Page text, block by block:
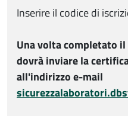
Inserire il codice di
Una volta completato
dovrà inviare la
all'indirizzo e-mail